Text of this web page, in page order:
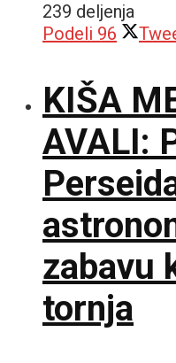
239 deljenja
Podeli 96
KIŠA
AVALI:
zabavu
tornja